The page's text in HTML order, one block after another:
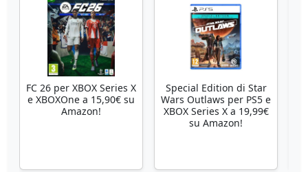
FC 26 per XBOX Series X
e XBOXOne a 15,90€ su
Amazon!
Special Edition di Star
Wars Outlaws per PS5 e
XBOX Series X a 19,99€
su Amazon!